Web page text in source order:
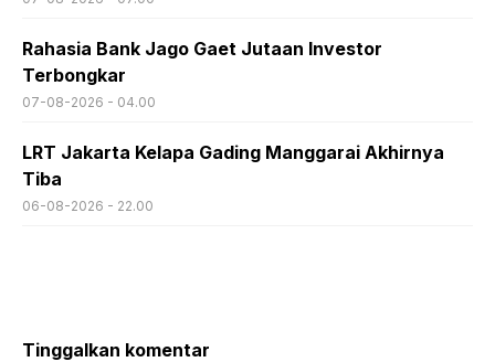
Rahasia Bank Jago Gaet Jutaan Investor
Terbongkar
07-08-2026 - 04.00
LRT Jakarta Kelapa Gading Manggarai Akhirnya
Tiba
06-08-2026 - 22.00
Tinggalkan komentar